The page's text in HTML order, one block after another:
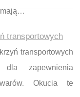
mają…
transportowych
transportowych
zapewnienia
Okucia te